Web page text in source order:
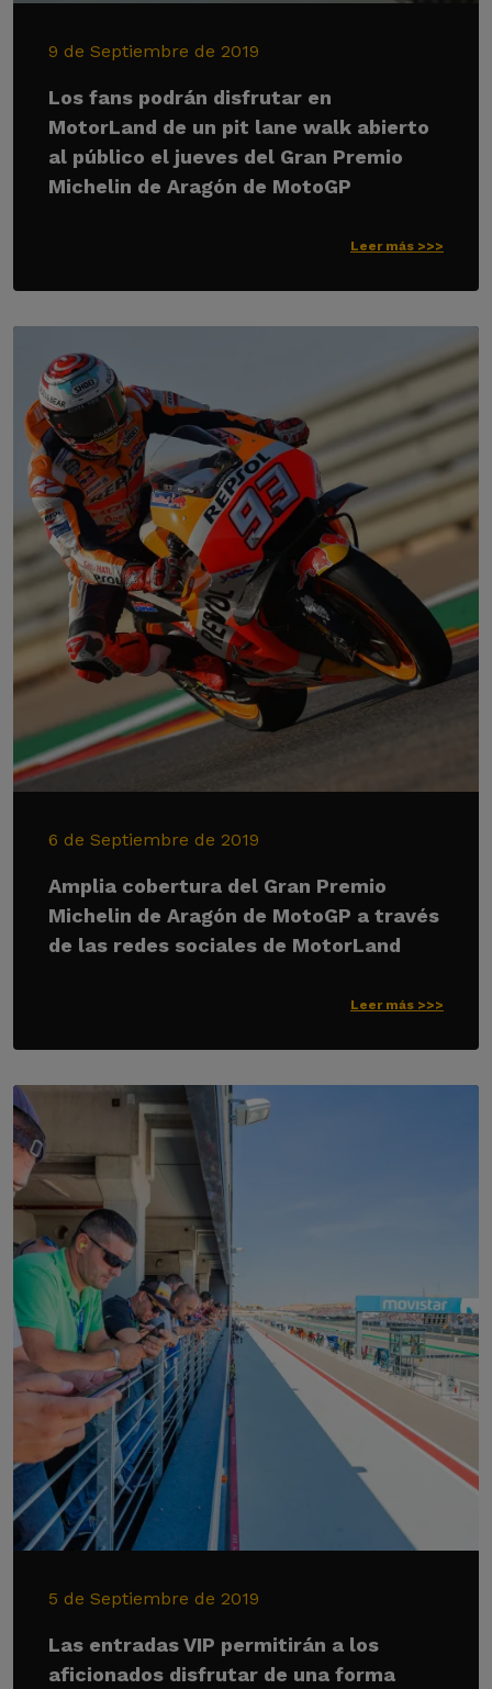
9 de Septiembre de 2019
Los fans podrán disfrutar en
MotorLand de un pit lane walk abierto
al público el jueves del Gran Premio
Michelin de Aragón de MotoGP
Leer más >>>
6 de Septiembre de 2019
Amplia cobertura del Gran Premio
Michelin de Aragón de MotoGP a través
de las redes sociales de MotorLand
Leer más >>>
5 de Septiembre de 2019
Las entradas VIP permitirán a los
aficionados disfrutar de una forma